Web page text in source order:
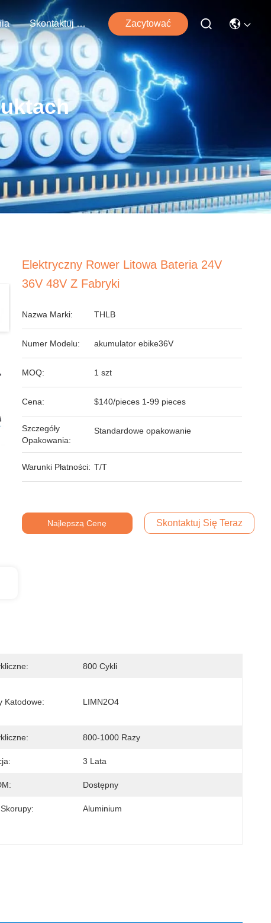
Skontaktuj Się Z Nami Zacytować
Elektryczny Rower Litowa Bateria 24V
36V 48V Z Fabryki
Nazwa Marki: THLB
Numer Modelu: akumulator ebike36V
MOQ: 1 szt
Cena: $140/pieces 1-99 pieces
Szczegóły
Opakowania:
Standardowe opakowanie
Warunki Płatności: T/T
Najlepszą Cenę Skontaktuj Się Teraz
800 Cykli
Katodowe: LIMN2O4
800-1000 Razy
3 Lata
Dostępny
Aluminium